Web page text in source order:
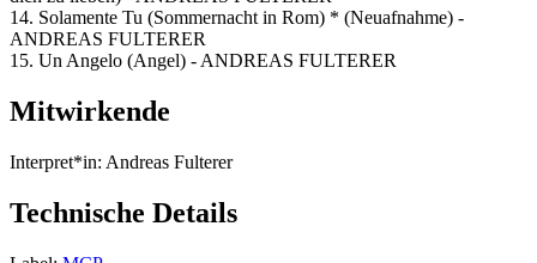
14. Solamente Tu (Sommernacht in Rom) * (Neuafnahme) -
ANDREAS FULTERER
15. Un Angelo (Angel) - ANDREAS FULTERER
Mitwirkende
Interpret*in: Andreas Fulterer
Technische Details